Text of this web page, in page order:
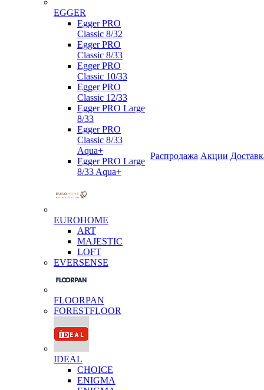
EGGER
Egger PRO
Classic 8/32
Egger PRO
Classic 8/33
Egger PRO
Classic 10/33
Egger PRO
Classic 12/33
Egger PRO Large
8/33
Egger PRO
Classic 8/33
Aqua+
Egger PRO Large
8/33 Aqua+
EUROHOME
ART
MAJESTIC
LOFT
EVERSENSE
FLOORPAN
FORESTFLOOR
IDEAL
CHOICE
ENIGMA
Распродажа Акции